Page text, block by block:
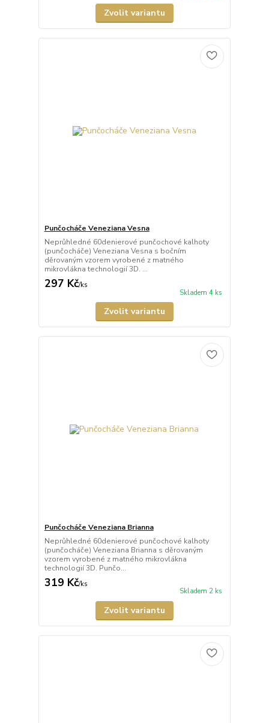
Zvolit variantu
Punčocháče Veneziana Vesna
Neprůhledné 60denierové punčochové kalhoty
(punčocháče) Veneziana Vesna s bočním
děrovaným vzorem vyrobené z matného
mikrovlákna technologií 3D. ...
297 Kč/ks
Skladem 4 ks
Zvolit variantu
Punčocháče Veneziana Brianna
Neprůhledné 60denierové punčochové kalhoty
(punčocháče) Veneziana Brianna s děrovaným
vzorem vyrobené z matného mikrovlákna
technologií 3D. Punčo...
319 Kč/ks
Skladem 2 ks
Zvolit variantu